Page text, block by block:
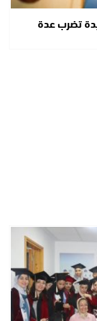
تضرب عدة